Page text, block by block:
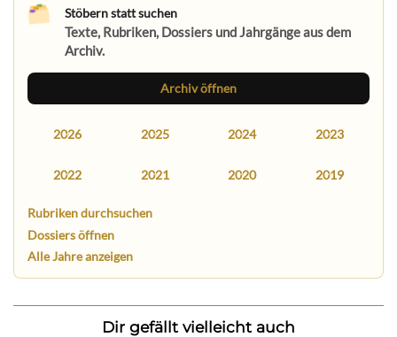
Stöbern statt suchen
Texte, Rubriken, Dossiers und Jahrgänge aus dem
Archiv.
Archiv öffnen
2026 2025 2024 2023
2022 2021 2020 2019
Rubriken durchsuchen
Dossiers öffnen
Alle Jahre anzeigen
Dir gefällt vielleicht auch